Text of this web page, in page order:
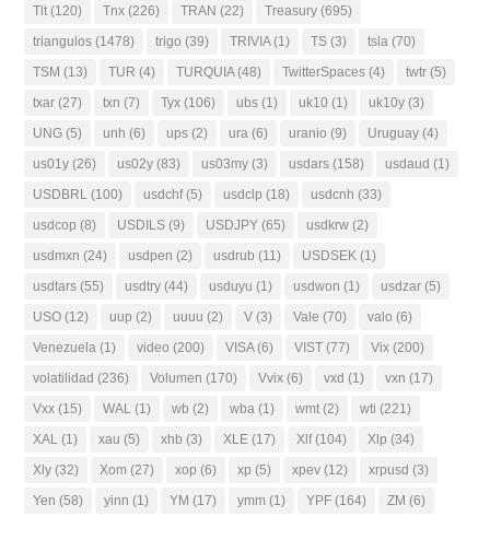
Tlt (120) Tnx (226) TRAN (22) Treasury (695)
triangulos (1478) trigo (39) TRIVIA(1) TS (3) tsla (70)
TSM (13) TUR (4) TURQUIA(48) TwitterSpaces (4) twtr (5)
txar (27) txn (7) Tyx (106) ubs (1) uk10 (1) uk10y (3)
UNG (5) unh (6) ups (2) ura (6) uranio (9) Uruguay (4)
us01y (26) us02y (83) us03my (3) usdars (158) usdaud (1)
USDBRL (100) usdchf(5) usdclp (18) usdcnh (33)
usdcop (8) USDILS (9) USDJPY (65) usdkrw (2)
usdmxn (24) usdpen (2) usdrub (11) USDSEK (1)
usdtars (55) usdtry (44) usduyu (1) usdwon (1) usdzar (5)
USO (12) uup (2) uuuu (2) V (3) Vale (70) valo (6)
Venezuela (1) video (200) VISA(6) VIST (77) Vix (200)
volatilidad (236) Volumen (170) Vvix (6) vxd (1) vxn (17)
Vxx (15) WAL (1) wb (2) wba (1) wmt (2) wti (221)
XAL (1) xau (5) xhb (3) XLE (17) Xlf(104) Xlp (34)
Xly (32) Xom (27) xop (6) xp (5) xpev (12) xrpusd (3)
Yen (58) yinn (1) YM (17) ymm (1) YPF (164) ZM (6)